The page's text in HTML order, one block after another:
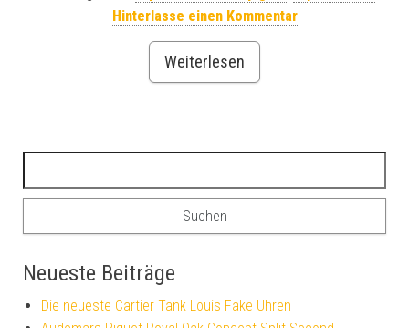
Hinterlasse einen Kommentar
Weiterlesen
Neueste Beiträge
Die neueste Cartier Tank Louis Fake Uhren